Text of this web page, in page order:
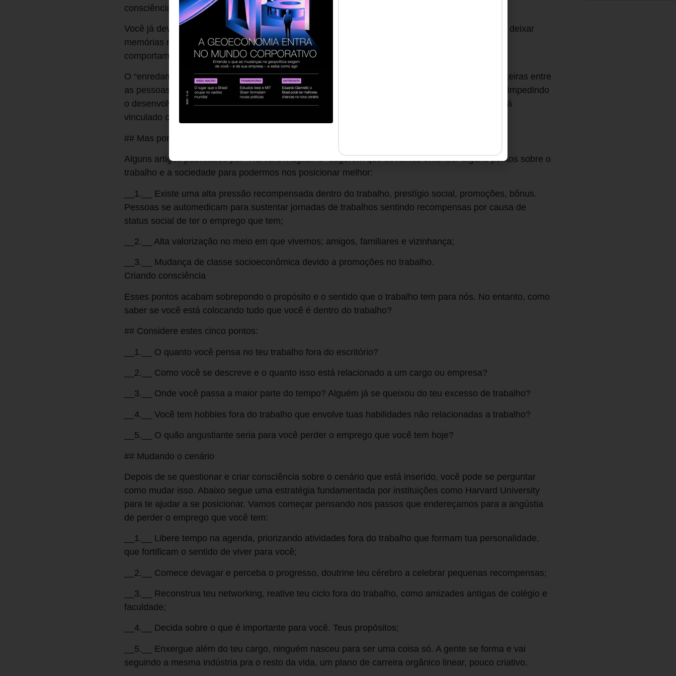
consciência gera maior dissonância cognitiva, nos deixando confusos sobre quem somos.
Você já deve ter ouvido alguém dizer “deixe seus problemas em casa”, mas ninguém consegue deixar
memórias numa caixa de sapatos em casa. Portanto, a melhor forma de lidar com seu próprio
comportamento é entendendo que sua existência não depende de um holerite.
O “enredamento” é um termo utilizada pela psicologia para descrever situações em que as fronteiras entre
as pessoas se tornam confusas. Neste sentido, as identidades individuais perdem importância, impedindo
o desenvolvimento de um senso de identidade que seria estável e independente. Esse fator está
vinculado com a autenticidade.
## Mas por que isso acontece?
Alguns artigos publicados por *Harvard Magazine* sugerem que devamos entender alguns pontos sobre o
trabalho e a sociedade para podermos nos posicionar melhor:
__1.__ Existe uma alta pressão recompensada dentro do trabalho, prestígio social, promoções, bônus.
Pessoas se automedicam para sustentar jornadas de trabalhos sentindo recompensas por causa de
status social de ter o emprego que tem;
__2.__ Alta valorização no meio em que vivemos; amigos, familiares e vizinhança;
__3.__ Mudança de classe socioeconômica devido a promoções no trabalho.
Criando consciência
Esses pontos acabam sobrepondo o propósito e o sentido que o trabalho tem para nós. No entanto, como
saber se você está colocando tudo que você é dentro do trabalho?
## Considere estes cinco pontos:
__1.__ O quanto você pensa no teu trabalho fora do escritório?
__2.__ Como você se descreve e o quanto isso está relacionado a um cargo ou empresa?
__3.__ Onde você passa a maior parte do tempo? Alguém já se queixou do teu excesso de trabalho?
__4.__ Você tem hobbies fora do trabalho que envolve tuas habilidades não relacionadas a trabalho?
__5.__ O quão angustiante seria para você perder o emprego que você tem hoje?
## Mudando o cenário
Depois de se questionar e criar consciência sobre o cenário que está inserido, você pode se perguntar
como mudar isso. Abaixo segue uma estratégia fundamentada por instituições como Harvard University
para te ajudar a se posicionar. Vamos começar pensando nos passos que endereçamos para a angústia
de perder o emprego que você tem:
__1.__ Libere tempo na agenda, priorizando atividades fora do trabalho que formam tua personalidade,
que fortificam o sentido de viver para você;
__2.__ Comece devagar e perceba o progresso, doutrine teu cérebro a celebrar pequenas recompensas;
__3.__ Reconstrua teu networking, reative teu ciclo fora do trabalho, como amizades antigas de colégio e
faculdade;
__4.__ Decida sobre o que é importante para você. Teus propósitos;
__5.__ Enxergue além do teu cargo, ninguém nasceu para ser uma coisa só. A gente se forma e vai
seguindo a mesma indústria pra o resto da vida, um plano de carreira orgânico linear, pouco criativo.